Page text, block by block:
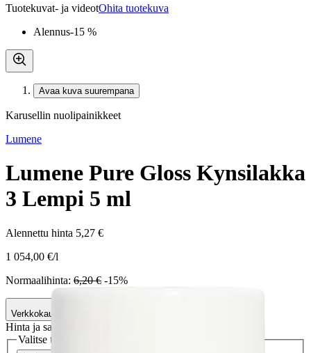
Tuotekuvat- ja videotOhita tuotekuva
Alennus-15 %
Avaa kuva suurempana
Karusellin nuolipainikkeet
Lumene
Lumene Pure Gloss Kynsilakka
3 Lempi 5 ml
Alennettu hinta 5,27 €
1 054,00 €/l
Normaalihinta: 6,20 € -15%
Verkkokaupan hinta
Hinta ja saatavuus voivat vaihdella myymälöittäin
Valitse toimitustapa